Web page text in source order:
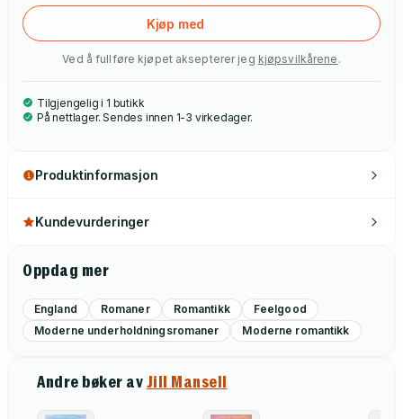
Kjøp med
Ved å fullføre kjøpet aksepterer jeg kjøpsvilkårene .
Tilgjengelig i 1 butikk
På nettlager. Sendes innen 1-3 virkedager.
Produktinformasjon
Kundevurderinger
Oppdag mer
England Romaner Romantikk
Feelgood
Moderne underholdningsromaner
Moderne romantikk
Andre bøker avJill Mansell